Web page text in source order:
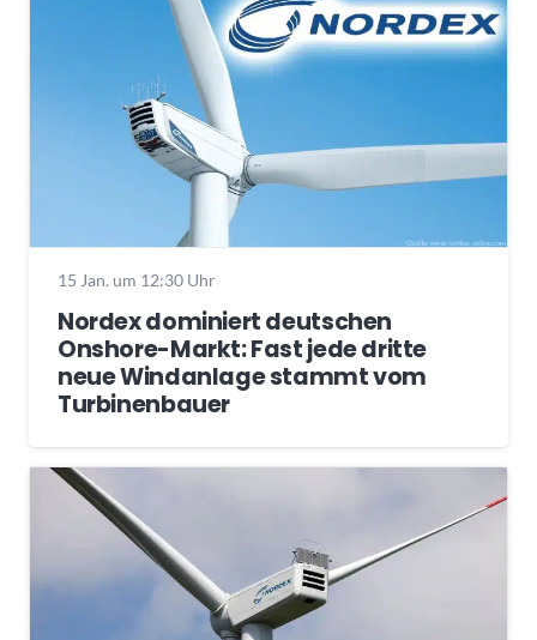
15 Jan. um 12:30 Uhr
Nordex dominiert deutschen
Onshore-Markt: Fast jede dritte
neue Windanlage stammt vom
Turbinenbauer